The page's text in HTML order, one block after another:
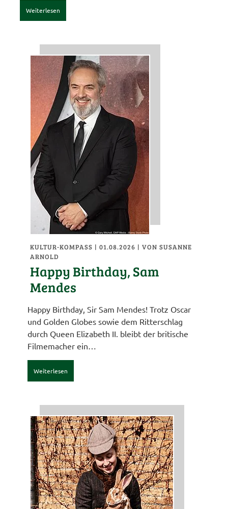
Weiterlesen
KULTUR-KOMPASS | 01.08.2026 |VON SUSANNE
ARNOLD
Happy Birthday, Sam
Mendes
Happy Birthday, Sir Sam Mendes! Trotz Oscar
und Golden Globes sowie dem Ritterschlag
durch Queen Elizabeth II. bleibt der britische
Filmemacher ein…
Weiterlesen